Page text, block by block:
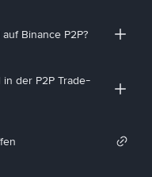
Binance P2P?
der P2P Trade-